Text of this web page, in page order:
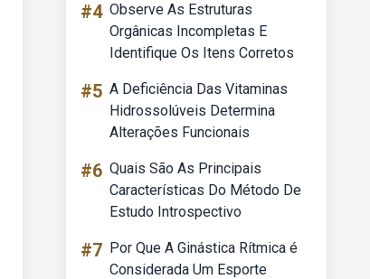
#4 Observe As Estruturas
Orgânicas Incompletas E
Identifique Os Itens Corretos
#5 A Deficiência Das Vitaminas
Hidrossolúveis Determina
Alterações Funcionais
#6 Quais São As Principais
Características Do Método De
Estudo Introspectivo
#7 Por Que A Ginástica Rítmica é
Considerada Um Esporte